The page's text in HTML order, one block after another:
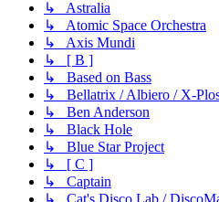
↳ Astralia
↳ Atomic Space Orchestra
↳ Axis Mundi
↳ [ B ]
↳ Based on Bass
↳ Bellatrix / Albiero / X-
↳ Ben Anderson
↳ Black Hole
↳ Blue Star Project
↳ [ C ]
↳ Captain
↳ Cat's Disco Lab /